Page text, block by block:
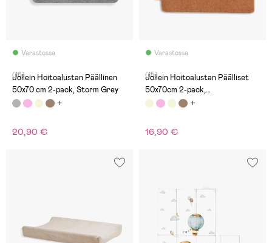
Varastossa
(16)
Jollein Hoitoalustan Päällinen
50x70 cm 2-pack, Storm Grey
20,90 €
Varastossa
(15)
Jollein Hoitoalustan Päälliset
50x70cm 2-pack,
Caramel/Biscuit
16,90 €